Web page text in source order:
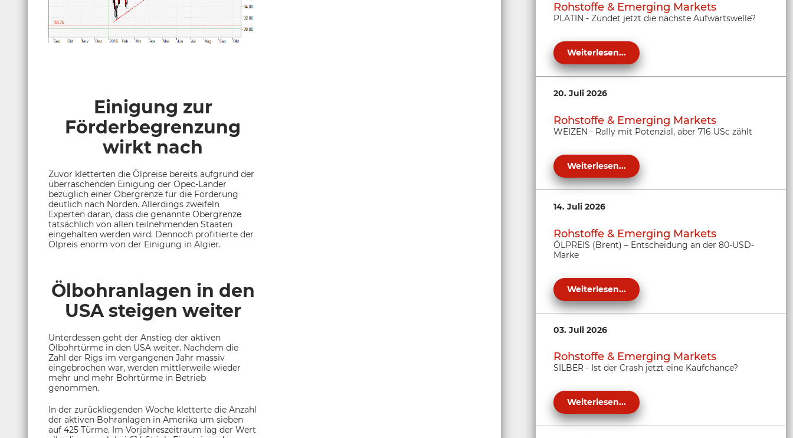
Einigung zur
Förderbegrenzung
wirkt nach
Zuvor kletterten die Ölpreise bereits aufgrund der
überraschenden Einigung der Opec-Länder
bezüglich einer Obergrenze für die Förderung
deutlich nach Norden. Allerdings zweifeln
Experten daran, dass die genannte Obergrenze
tatsächlich von allen teilnehmenden Staaten
eingehalten werden wird. Dennoch profitierte der
Ölpreis enorm von der Einigung in Algier.
Ölbohranlagen in den
USA steigen weiter
Unterdessen geht der Anstieg der aktiven
Ölbohrtürme in den USA weiter. Nachdem die
Zahl der Rigs im vergangenen Jahr massiv
eingebrochen war, werden mittlerweile wieder
mehr und mehr Bohrtürme in Betrieb
genommen.
In der zurückliegenden Woche kletterte die Anzahl
der aktiven Bohranlagen in Amerika um sieben
auf 425 Türme. Im Vorjahreszeitraum lag der Wert
Rohstoffe & Emerging Markets
PLATIN - Zündet jetzt die nächste Aufwärtswelle?
Weiterlesen...
20. Juli 2026
Rohstoffe & Emerging Markets
WEIZEN - Rally mit Potenzial, aber 716 USc zählt
Weiterlesen...
14. Juli 2026
Rohstoffe & Emerging Markets
ÖLPREIS (Brent) – Entscheidung an der 80-USD-
Marke
Weiterlesen...
03. Juli 2026
Rohstoffe & Emerging Markets
SILBER - Ist der Crash jetzt eine Kaufchance?
Weiterlesen...